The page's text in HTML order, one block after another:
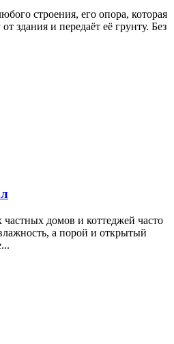
строения, его опора, которая
здания и передаёт её грунту. Без
домов и коттеджей часто
а порой и открытый